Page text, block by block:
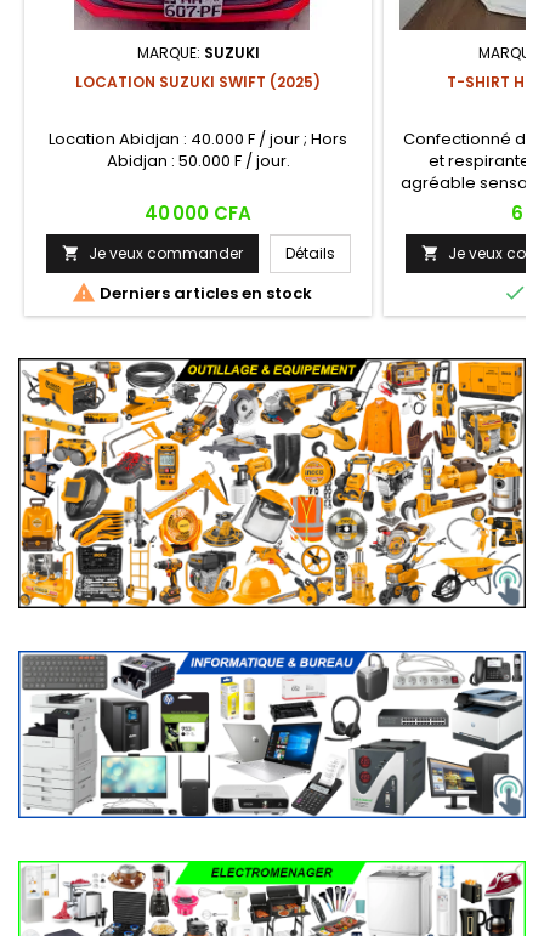
MARQUE: SUZUKI
LOCATION SUZUKI SWIFT (2025)
Location Abidjan : 40.000 F / jour ; Hors
Abidjan : 50.000 F / jour.
Prix
40 000 CFA
 Je veux commander Détails
 Derniers articles en stock
MARQUE:
T-SHIRT
Confectionné
et respirante,
agréable
long de la
Prix
6
 Je veux
